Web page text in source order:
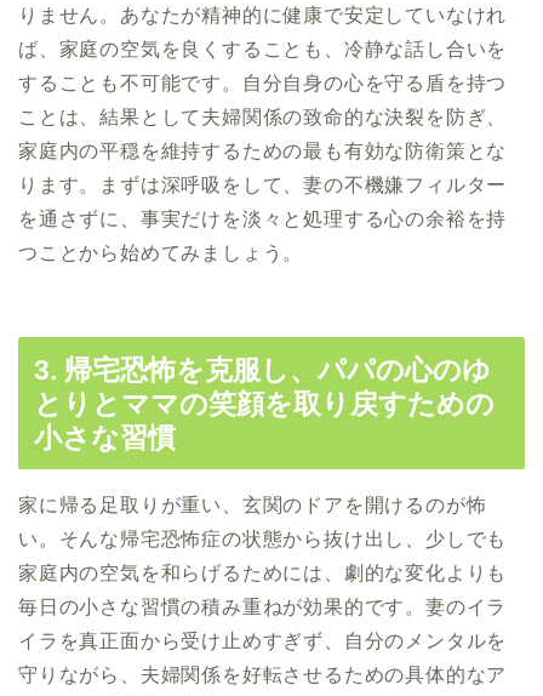
りません。あなたが精神的に健康で安定していなけれ
ば、家庭の空気を良くすることも、冷静な話し合いを
することも不可能です。自分自身の心を守る盾を持つ
ことは、結果として夫婦関係の致命的な決裂を防ぎ、
家庭内の平穏を維持するための最も有効な防衛策とな
ります。まずは深呼吸をして、妻の不機嫌フィルター
を通さずに、事実だけを淡々と処理する心の余裕を持
つことから始めてみましょう。
3. 帰宅恐怖を克服し、パパの心のゆ
とりとママの笑顔を取り戻すための
小さな習慣
家に帰る足取りが重い、玄関のドアを開けるのが怖
い。そんな帰宅恐怖症の状態から抜け出し、少しでも
家庭内の空気を和らげるためには、劇的な変化よりも
毎日の小さな習慣の積み重ねが効果的です。妻のイラ
イラを真正面から受け止めすぎず、自分のメンタルを
守りながら、夫婦関係を好転させるための具体的なア